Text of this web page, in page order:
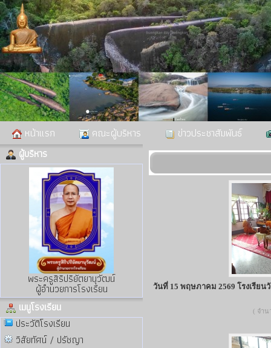
หน้าแรก คณะผู้บริหาร ข่าวประชาสัมพันธ์
ผู้บริหาร
พระครูสิริปริยัตยานุวัฒน์
ผู้อำนวยการโรงเรียน
เมนูโรงเรียน
ประวัติโรงเรียน
วิสัยทัศน์ / ปรัชญา
วันที่ 15 พฤษภาคม 2569 โรงเรีย
( จำน